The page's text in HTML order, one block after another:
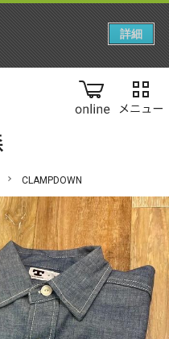
online
CLAMPDOWN
詳細